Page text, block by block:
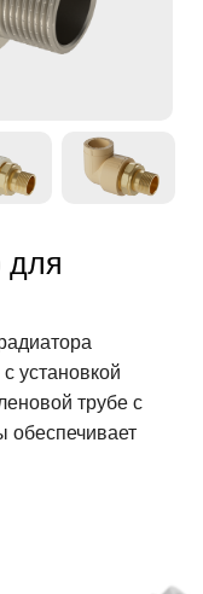
для
установкой
трубе с
обеспечивает